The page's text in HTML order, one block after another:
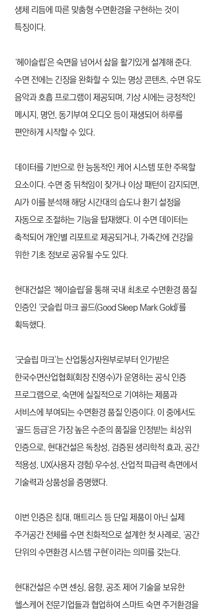
생체 리듬에 따른 맞춤형 수면환경을 구현하는 것이
특징이다.
‘헤이슬립’은 숙면을 넘어서 삶을 활기있게 설계해 준다.
수면 전에는 긴장을 완화할 수 있는 명상 콘텐츠, 수면 유도
음악과 호흡 프로그램이 제공되며, 기상 시에는 긍정적인
메시지, 명언, 동기부여 오디오 등이 재생되어 하루를
편안하게 시작할 수 있다.
데이터를 기반으로 한 능동적인 케어 시스템 또한 주목할
요소이다. 수면 중 뒤척임이 잦거나 이상 패턴이 감지되면,
AI가 이를 분석해 해당 시간대의 습도나 환기 설정을
자동으로 조절하는 기능을 탑재했다. 이 수면 데이터는
축적되어 개인별 리포트로 제공되거나, 가족간에 건강을
위한 기초 정보로 공유될 수도 있다.
현대건설은 ‘헤이슬립’을 통해 국내 최초로 수면환경 품질
인증인 ‘굿슬립 마크 골드(Good Sleep Mark Gold)’를
획득했다.
‘굿슬립 마크’는 산업통상자원부로부터 인가받은
한국수면산업협회(회장 진영수)가 운영하는 공식 인증
프로그램으로, 숙면에 실질적으로 기여하는 제품과
서비스에 부여되는 수면환경 품질 인증이다. 이 중에서도
‘골드 등급’은 가장 높은 수준의 품질을 인정받는 최상위
인증으로, 현대건설은 독창성, 검증된 생리학적 효과, 공간
적용성, UX(사용자 경험) 우수성, 산업적 파급력 측면에서
기술력과 상품성을 증명했다.
이번 인증은 침대, 매트리스 등 단일 제품이 아닌 실제
주거공간 전체를 수면 친화적으로 설계한 첫 사례로, ‘공간
단위의 수면환경 시스템 구현’이라는 의미를 갖는다.
현대건설은 수면 센싱, 음향, 공조 제어 기술을 보유한
헬스케어 전문기업들과 협업하여 스마트 숙면 주거환경을